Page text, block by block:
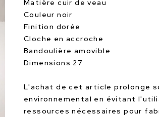
Matière cuir de veau
Couleur noir
Finition dorée
Cloche en accroche
Bandoulière amovible
Dimensions 27
L'achat de cet article prolonge
environnemental en évitant
ressources nécessaires pour